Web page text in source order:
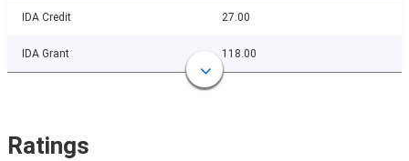
IDA Credit 27.00
IDA Grant 118.00
Ratings